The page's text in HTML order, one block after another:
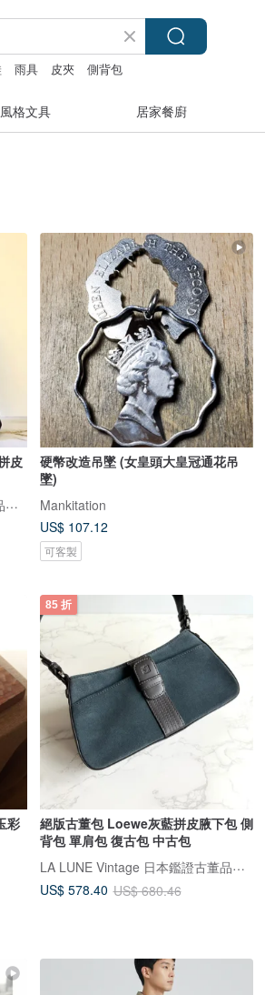
雨具 皮夾 側背包
風格文具 居家餐廚
皮
LA LUNE Vintage 日本鑑證古董品選物店
硬幣改造吊墜 (女皇頭大皇冠通花吊
墜)
Mankitation
US$ 107.12
可客製
彩
85 折
絕版古董包 Loewe灰藍拼皮腋下包 側
背包 單肩包 復古包 中古包
LA LUNE Vintage 日本鑑證古董品選物店
US$ 578.40 US$ 680.46